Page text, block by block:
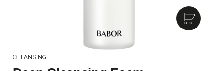
CLEANSING